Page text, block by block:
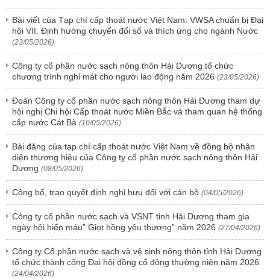
Bài viết của Tạp chí cấp thoát nước Việt Nam: VWSA chuẩn bị Đại
hội VII: Định hướng chuyển đổi số và thích ứng cho ngành Nước
(23/05/2026)
Công ty cổ phần nước sạch nông thôn Hải Dương tổ chức
chương trình nghỉ mát cho người lao động năm 2026 (23/05/2026)
Đoàn Công ty cổ phần nước sạch nông thôn Hải Dương tham dự
hội nghị Chi hội Cấp thoát nước Miền Bắc và tham quan hệ thống
cấp nước Cát Bà (10/05/2026)
Bài đăng của tạp chí cấp thoát nước Việt Nam về đồng bộ nhận
diện thương hiệu của Công ty cổ phần nước sạch nông thôn Hải
Dương (08/05/2026)
Công bố, trao quyết định nghỉ hưu đối với cán bộ (04/05/2026)
Công ty cổ phần nước sạch và VSNT tỉnh Hải Dương tham gia
ngày hội hiến máu” Giọt hồng yêu thương” năm 2026 (27/04/2026)
Công ty Cổ phần nước sạch và vệ sinh nông thôn tỉnh Hải Dương
tổ chức thành công Đại hội đồng cổ đông thường niên năm 2026
(24/04/2026)